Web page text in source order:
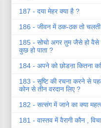
187 - दया मेहर क्या है ?
186 - जीवन में ठक-ठक तो चलती
185 - सोचो अगर तुम जैसे हो वैसे
कुछ हो पाता ?
184 - अपने को छोडऩा कितना
183 - सृष्टि की रचना करने से
कोन से तीन वरदान लिए ?
182 - सत्संग में जाने का क्या
181 - वास्तव में वैरागी कौन ,